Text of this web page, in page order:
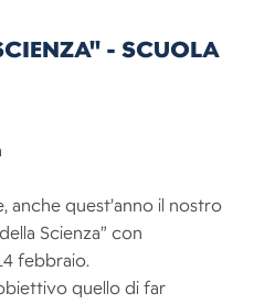
- SCUOLA
anche quest’anno il nostro
Scienza” con
febbraio.
quello di far